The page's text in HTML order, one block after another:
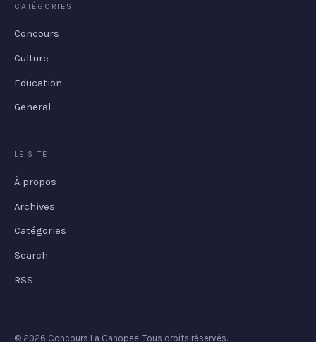
CATÉGORIES
Concours
Culture
Education
General
LE SITE
À propos
Archives
Catégories
Search
RSS
© 2026 Concours La Canopee. Tous droits réservés.